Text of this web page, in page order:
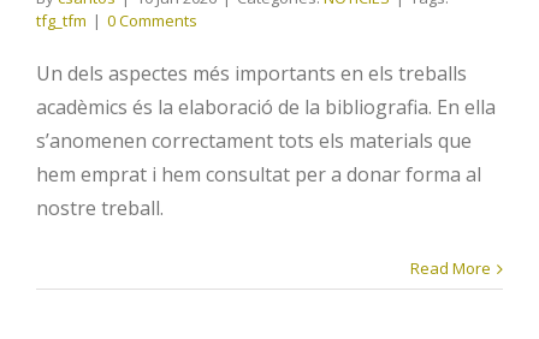
tfg_tfm | 0 Comments
Un dels aspectes més importants en els treballs
acadèmics és la elaboració de la bibliografia. En ella
s’anomenen correctament tots els materials que
hem emprat i hem consultat per a donar forma al
nostre treball.
Read More